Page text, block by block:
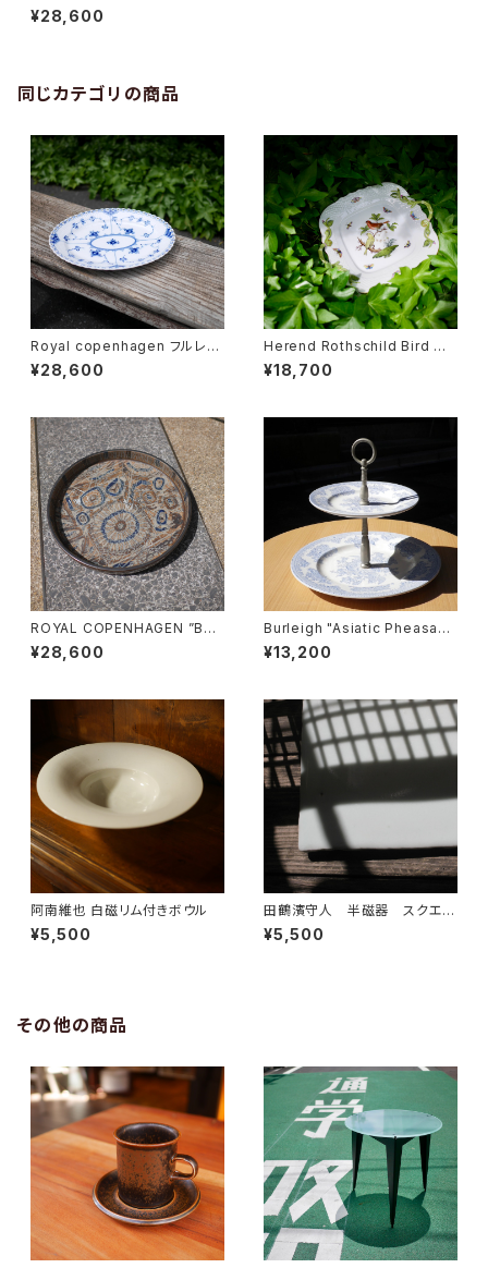
ト
¥28,600
同じカテゴリの商品
Royal copenhagen フルレー
ス オーバルディッシュ
¥28,600
Herend Rothschild Bird ハ
ンドル付ケーキプレート
¥18,700
ROYAL COPENHAGEN ”Bac
a" 丸トレイ
¥28,600
Burleigh "Asiatic Pheasant
s" ケーキスタンド
¥13,200
阿南維也 白磁リム付きボウル
¥5,500
田鶴濱守人 半磁器 スクエア
プレート
¥5,500
その他の商品